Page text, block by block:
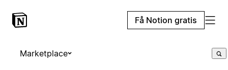
Få Notion gratis
Marketplace